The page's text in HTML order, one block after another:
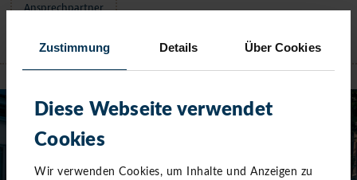
Zustimmung Details Über Cookies
Diese Webseite verwendet
Cookies
Wir verwenden Cookies, um Inhalte und Anzeigen zu
Ansprechpartner